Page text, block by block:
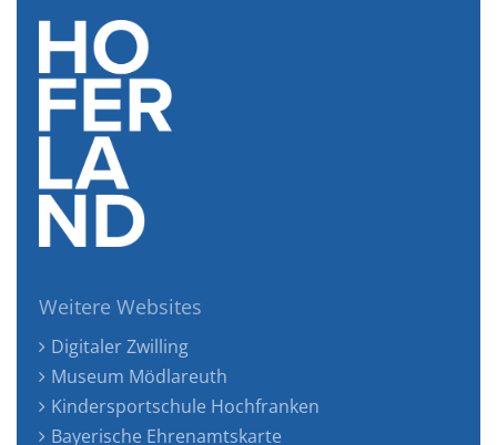
Weitere Websites
Digitaler Zwilling
Museum Mödlareuth
Kindersportschule Hochfranken
Bayerische Ehrenamtskarte